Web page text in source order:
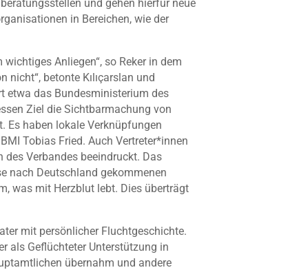
und gehen hierfür neue
in Bereichen, wie der
Anliegen“, so Reker in dem
betonte Kılıçarslan und
etwa das Bundesministerium des
Ziel die Sichtbarmachung von
Es haben lokale Verknüpfungen
Tobias Fried. Auch Vertreter*innen
Verbandes beeindruckt. Das
nach Deutschland gekommenen
was mit Herzblut lebt. Dies überträgt
mit persönlicher Fluchtgeschichte.
als Geflüchteter Unterstützung in
übernahm und andere